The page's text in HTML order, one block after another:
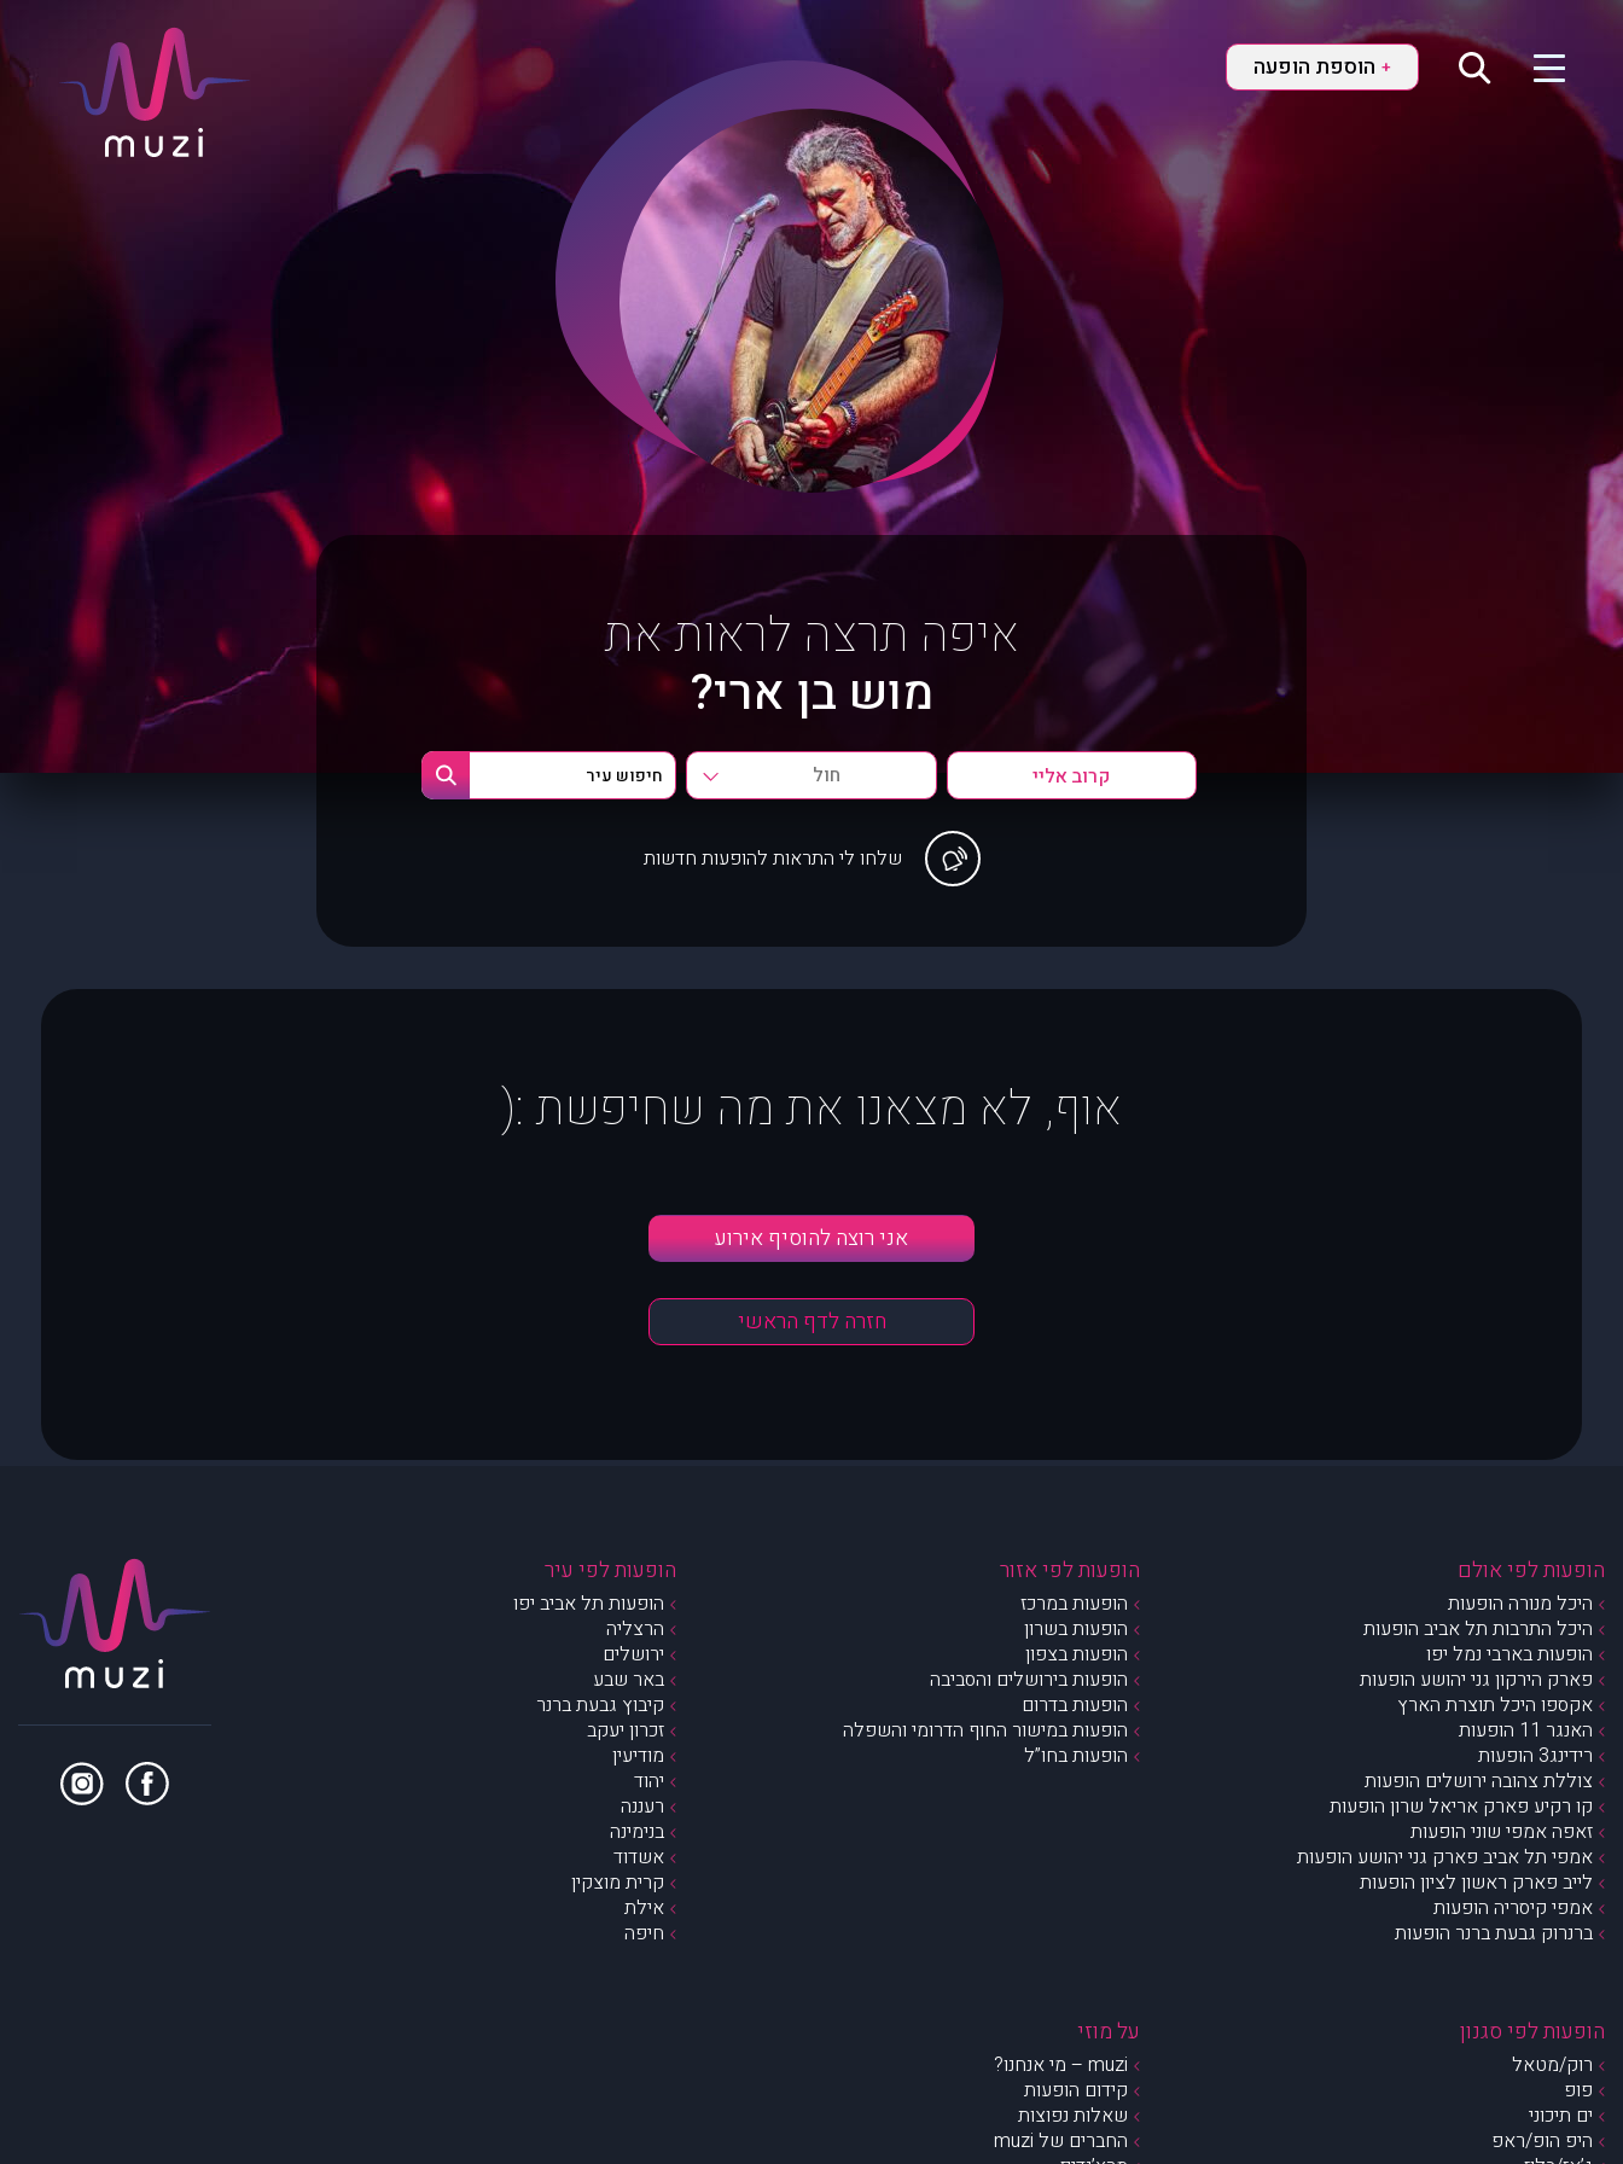
+ הוספת הופעה
איפה תרצה לראות את
מוש בן ארי?
חול
שלחו לי התראות להופעות חדשות
אוף, לא מצאנו את מה שחיפשת :(
אני רוצה להוסיף אירוע
חזרה לדף הראשי
הופעות לפי אולם
היכל מנורה הופעות
היכל התרבות תל אביב הופעות
הופעות בארבי נמל יפו
פארק הירקון גני יהושע הופעות
אקספו היכל תוצרת הארץ
האנגר 11 הופעות
רידינג3 הופעות
צוללת צהובה ירושלים הופעות
קו רקיע פארק אריאל שרון הופעות
זאפה אמפי שוני הופעות
אמפי תל אביב פארק גני יהושע הופעות
לייב פארק ראשון לציון הופעות
אמפי קיסריה הופעות
ברנרוק גבעת ברנר הופעות
הופעות לפי אזור
הופעות במרכז
הופעות בשרון
הופעות בצפון
הופעות בירושלים והסביבה
הופעות בדרום
הופעות במישור החוף הדרומי והשפלה
הופעות בחו”ל
הופעות לפי עיר
הופעות תל אביב יפו
הרצליה
ירושלים
באר שבע
קיבוץ גבעת ברנר
זכרון יעקב
מודיעין
יהוד
רעננה
בנימינה
אשדוד
קרית מוצקין
אילת
חיפה
הופעות לפי סגנון
רוק/מטאל
פופ
ים תיכוני
היפ הופ/ראפ
על מוזי
muzi – מי אנחנו?
קידום הופעות
שאלות נפוצות
החברים של muzi